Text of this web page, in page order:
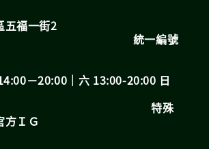
五福一街2
一編號
－20:00｜六 13:00-20:00 日
特殊
方ＩＧ